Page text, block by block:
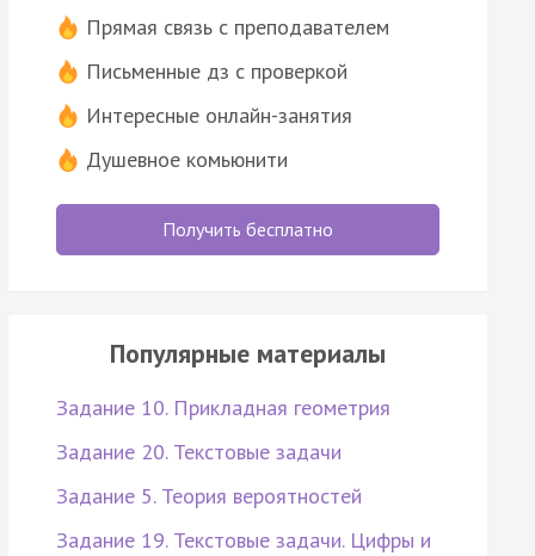
Прямая связь с преподавателем
Письменные дз с проверкой
Интересные онлайн-занятия
Душевное комьюнити
Получить бесплатно
Популярные материалы
Задание 10. Прикладная геометрия
Задание 20. Текстовые задачи
Задание 5. Теория вероятностей
Задание 19. Текстовые задачи. Цифры и